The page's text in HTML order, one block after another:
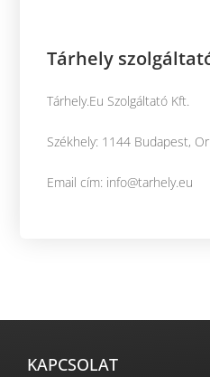
Tárhely
Tárhely.Eu Szolgáltató Kft.
Székhely: 1144 Budapest,
Email cím: info@tarhely.eu
KAPCSOLAT